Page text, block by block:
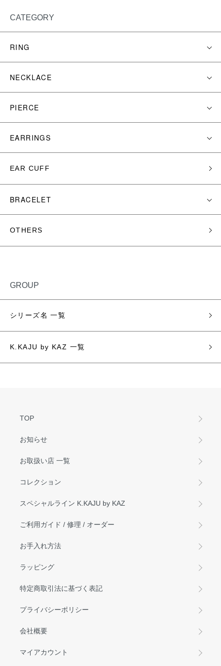
CATEGORY
RING
NECKLACE
PIERCE
EARRINGS
EAR CUFF
BRACELET
OTHERS
GROUP
シリーズ名 一覧
K.KAJU by KAZ 一覧
TOP
お知らせ
お取扱い店 一覧
コレクション
スペシャルライン K.KAJU by KAZ
ご利用ガイド / 修理 / オーダー
お手入れ方法
ラッピング
特定商取引法に基づく表記
プライバシーポリシー
会社概要
マイアカウント